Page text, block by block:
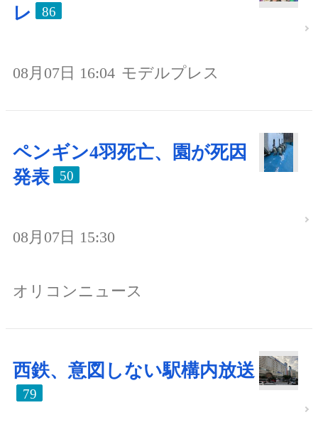
レ
86
08月07日 16:04 モデルプレス
ペンギン4羽死亡、園が死因
発表
50
08月07日 15:30
オリコンニュース
西鉄、意図しない駅構内放送
79